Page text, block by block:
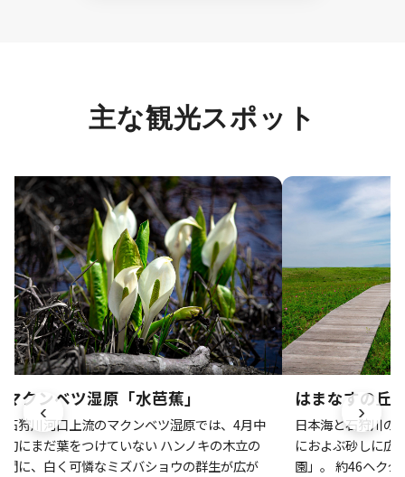
主な観光スポット
‹ ›
マクンベツ湿原「水芭蕉」
石狩川河口上流のマクンベツ湿原では、4月中
旬にまだ葉をつけていない ハンノキの木立の
間に、白く可憐なミズバショウの群生が広が
はまなすの丘
日本海と石狩川の
におよぶ砂しに広
園」。 約46ヘク